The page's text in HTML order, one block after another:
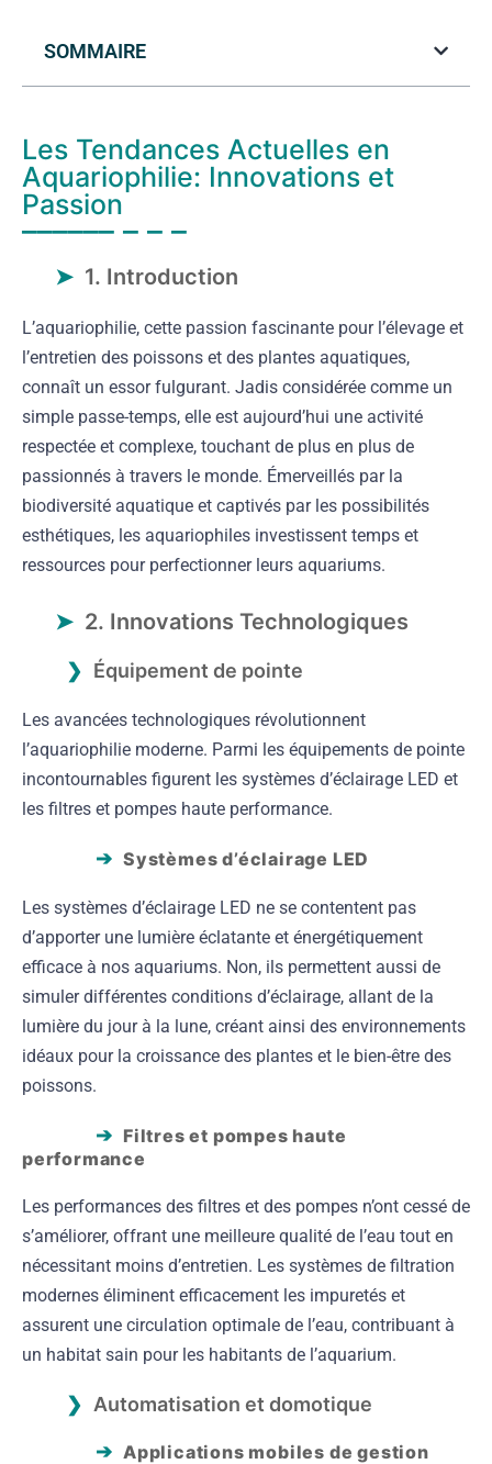
SOMMAIRE
Les Tendances Actuelles en
Aquariophilie: Innovations et
Passion
1. Introduction
L’aquariophilie, cette passion fascinante pour l’élevage et
l’entretien des poissons et des plantes aquatiques,
connaît un essor fulgurant. Jadis considérée comme un
simple passe-temps, elle est aujourd’hui une activité
respectée et complexe, touchant de plus en plus de
passionnés à travers le monde. Émerveillés par la
biodiversité aquatique et captivés par les possibilités
esthétiques, les aquariophiles investissent temps et
ressources pour perfectionner leurs aquariums.
2. Innovations Technologiques
Équipement de pointe
Les avancées technologiques révolutionnent
l’aquariophilie moderne. Parmi les équipements de pointe
incontournables figurent les systèmes d’éclairage LED et
les filtres et pompes haute performance.
Systèmes d’éclairage LED
Les systèmes d’éclairage LED ne se contentent pas
d’apporter une lumière éclatante et énergétiquement
efficace à nos aquariums. Non, ils permettent aussi de
simuler différentes conditions d’éclairage, allant de la
lumière du jour à la lune, créant ainsi des environnements
idéaux pour la croissance des plantes et le bien-être des
poissons.
Filtres et pompes haute
performance
Les performances des filtres et des pompes n’ont cessé de
s’améliorer, offrant une meilleure qualité de l’eau tout en
nécessitant moins d’entretien. Les systèmes de filtration
modernes éliminent efficacement les impuretés et
assurent une circulation optimale de l’eau, contribuant à
un habitat sain pour les habitants de l’aquarium.
Automatisation et domotique
Applications mobiles de gestion